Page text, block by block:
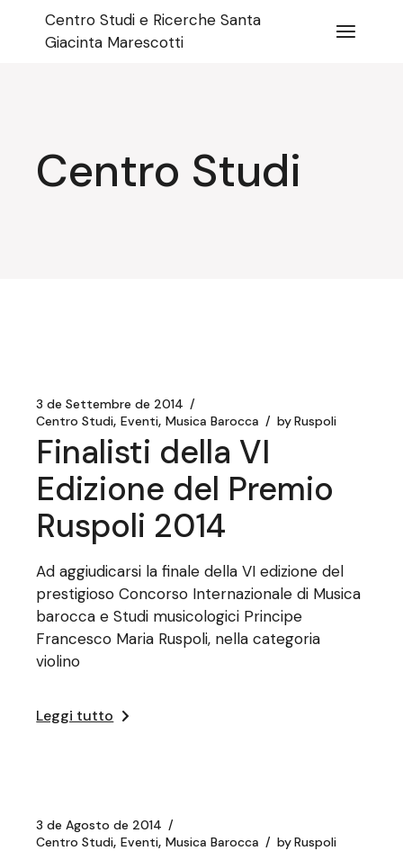
Centro Studi e Ricerche Santa
Giacinta Marescotti
Centro Studi
3 de Settembre de 2014
Centro Studi Eventi Musica Barocca byRuspoli
Finalisti della VI
Edizione del Premio
Ruspoli 2014
Ad aggiudicarsi la finale della VI edizione del
prestigioso Concorso Internazionale di Musica
barocca e Studi musicologici Principe
Francesco Maria Ruspoli, nella categoria
violino
Leggi tutto
3 de Agosto de 2014
Centro Studi Eventi Musica Barocca byRuspoli